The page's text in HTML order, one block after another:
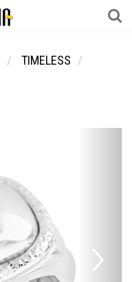
TIMELESS